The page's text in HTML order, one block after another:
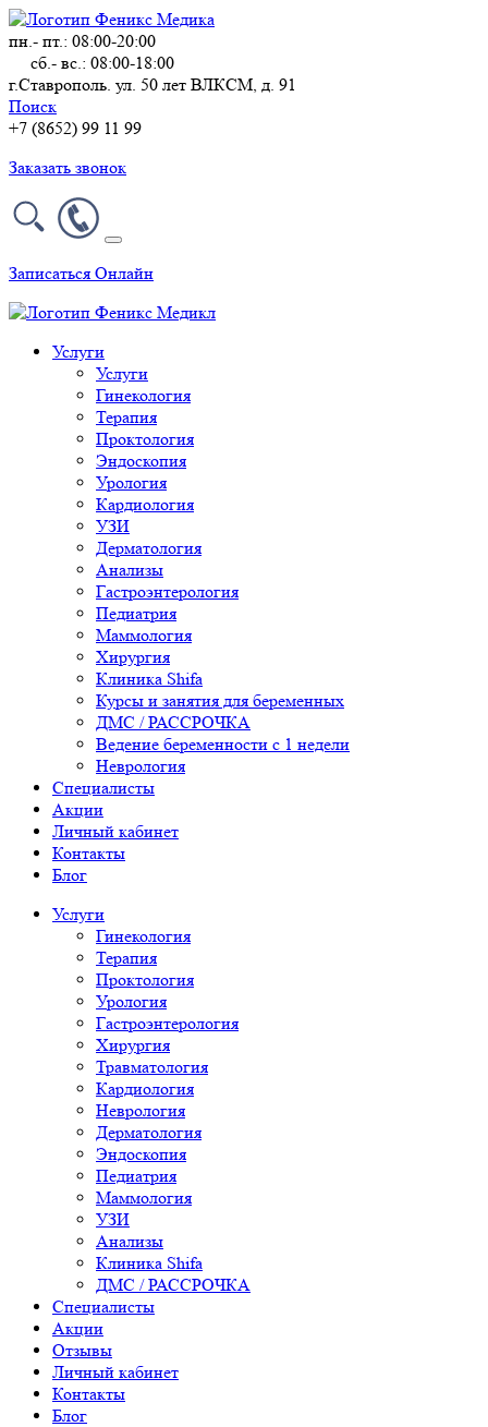
пн.- пт.: 08:00-20:00
сб.- вс.: 08:00-18:00
г.Ставрополь. ул. 50 лет ВЛКСМ, д. 91
Поиск
+7 (8652) 99 11 99
Заказать звонок
Записаться Онлайн
Услуги
Услуги
Гинекология
Терапия
Проктология
Эндоскопия
Урология
Кардиология
УЗИ
Дерматология
Анализы
Гастроэнтерология
Педиатрия
Маммология
Хирургия
Клиника Shifa
Курсы и занятия для беременных
ДМС / РАССРОЧКА
Ведение беременности с 1 недели
Неврология
Специалисты
Акции
Личный кабинет
Контакты
Блог
Услуги
Гинекология
Терапия
Проктология
Урология
Гастроэнтерология
Хирургия
Травматология
Кардиология
Неврология
Дерматология
Эндоскопия
Педиатрия
Маммология
УЗИ
Анализы
Клиника Shifa
ДМС / РАССРОЧКА
Специалисты
Акции
Отзывы
Личный кабинет
Контакты
Блог